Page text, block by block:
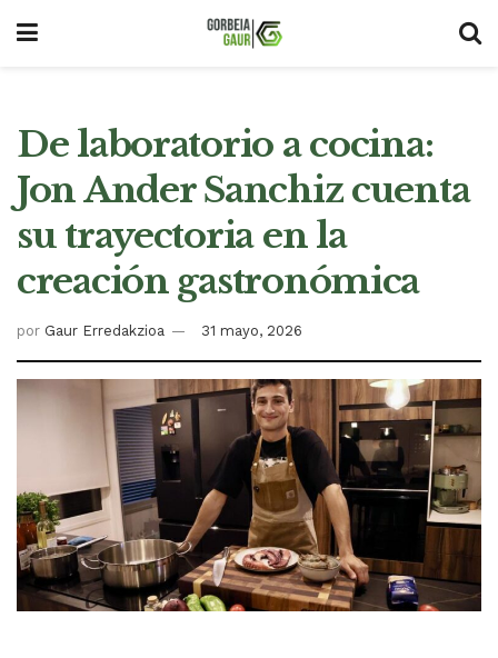
De laboratorio a cocina:
Jon Ander Sanchiz cuenta
su trayectoria en la
creación gastronómica
por Gaur Erredakzioa 31 mayo, 2026